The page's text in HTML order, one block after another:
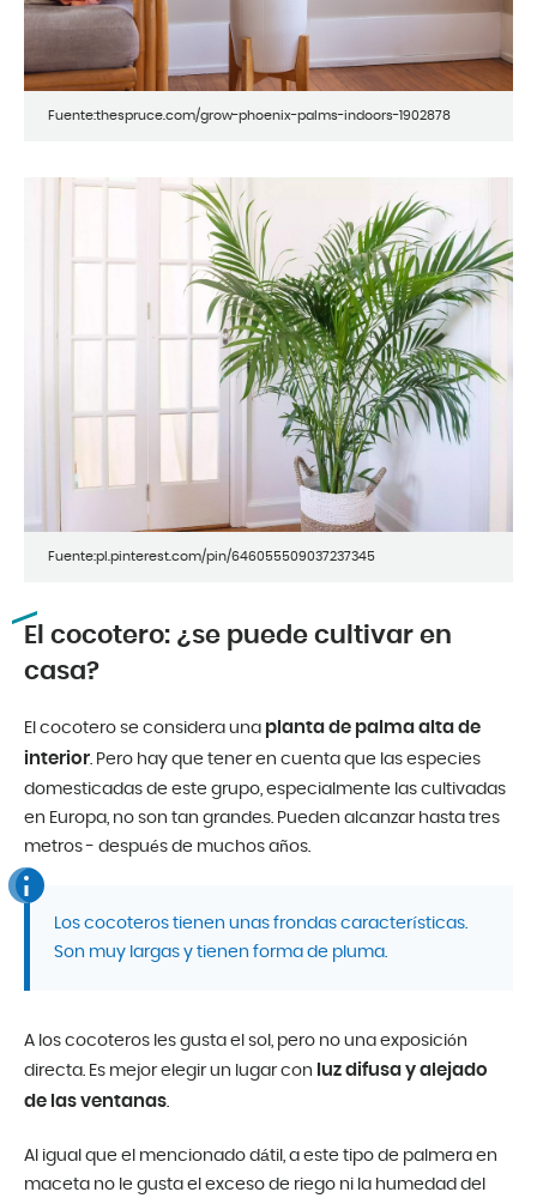
Fuente:thespruce.com/grow-phoenix-palms-indoors-1902878
Fuente:pl.pinterest.com/pin/646055509037237345
El cocotero: ¿se puede cultivar en
casa?
El cocotero se considera una planta de palma alta de
interior. Pero hay que tener en cuenta que las especies
domesticadas de este grupo, especialmente las cultivadas
en Europa, no son tan grandes. Pueden alcanzar hasta tres
metros - después de muchos años.
Los cocoteros tienen unas frondas características.
Son muy largas y tienen forma de pluma.
A los cocoteros les gusta el sol, pero no una exposición
directa. Es mejor elegir un lugar con luz difusa y alejado
de las ventanas.
Al igual que el mencionado dátil, a este tipo de palmera en
maceta no le gusta el exceso de riego ni la humedad del